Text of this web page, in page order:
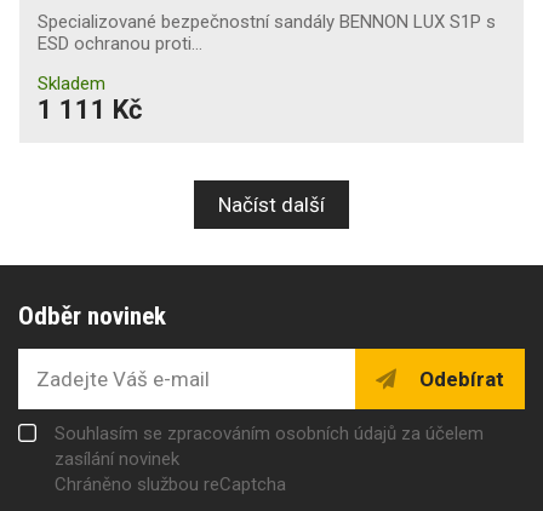
Specializované bezpečnostní sandály BENNON LUX S1P s
ESD ochranou proti…
Skladem
1 111 Kč
Načíst další
Odběr novinek
Odebírat
Souhlasím se zpracováním osobních údajů za účelem
zasílání novinek
Chráněno službou reCaptcha